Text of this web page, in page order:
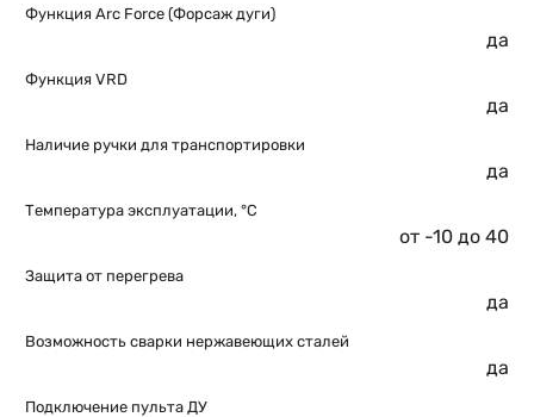
Функция Arc Force (Форсаж дуги)
да
Функция VRD
да
Наличие ручки для транспортировки
да
Температура эксплуатации, °C
от -10 до 40
Защита от перегрева
да
Возможность сварки нержавеющих сталей
да
Подключение пульта ДУ